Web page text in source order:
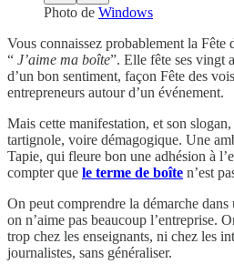
Photo de Windows
Vous connaissez probablement la Fête
“ J’aime ma boîte”. Elle fête ses vingt
d’un bon sentiment, façon Fête des
entrepreneurs autour d’un événement.
Mais cette manifestation, et son
tartignole, voire démagogique. Une
Tapie, qui fleure bon une adhésion à
compter que le terme de boîte n’est
On peut comprendre la démarche
on n’aime pas beaucoup l’entreprise.
trop chez les enseignants, ni chez les
journalistes, sans généraliser.